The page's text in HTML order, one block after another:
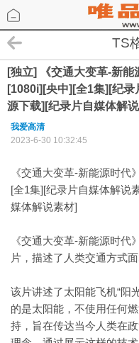
TS
[独立] 《交通大变革-新
[1080i][央中][全1集][纪
源下载][纪录片自媒体解
我爱高清
2023-6-30 10:32:45
《交通大变革-新能源时代
[全1集][纪录片自媒体解说
媒体解说素材]
《交通大变革-新能源时
片，描述了人类交通方式
该片讲述了太阳能飞机“阳
的是太阳能，不使用任何
持，旨在传达当今人类在